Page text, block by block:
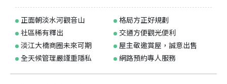
正面朝淡水河觀音山
格局方正好規劃
社區稀有釋出
交通方便觀光便利
淡江大橋商圈未來可期
屋主敬邀賞屋，誠意出售
全天候管理嚴謹重隱私
網路預約專人服務